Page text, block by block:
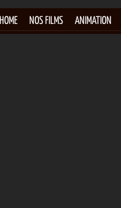
HOME NOS FILMS ANIMATION